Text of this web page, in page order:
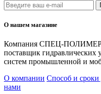
О нашем магазине
Компания СПЕЦ-ПОЛИМЕР
поставщик гидравлических
систем промышленной и
О компании Способ и сроки
нами